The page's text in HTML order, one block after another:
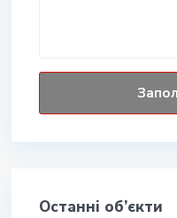
Останні об’єкти